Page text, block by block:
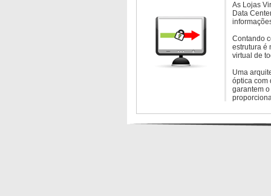
As Lojas
Data
Contando
estrutura é
virtual de
Uma
óptica com
garantem